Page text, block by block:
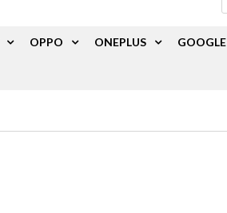
OPPO ONEPLUS GOOGLE